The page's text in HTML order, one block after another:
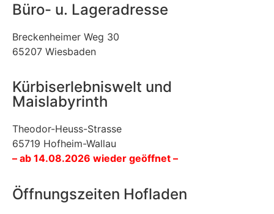
Büro- u. Lageradresse
Breckenheimer Weg 30
65207 Wiesbaden
Kürbiserlebniswelt und
Maislabyrinth
Theodor-Heuss-Strasse
65719 Hofheim-Wallau
– ab 14.08.2026 wieder geöffnet –
Öffnungszeiten Hofladen